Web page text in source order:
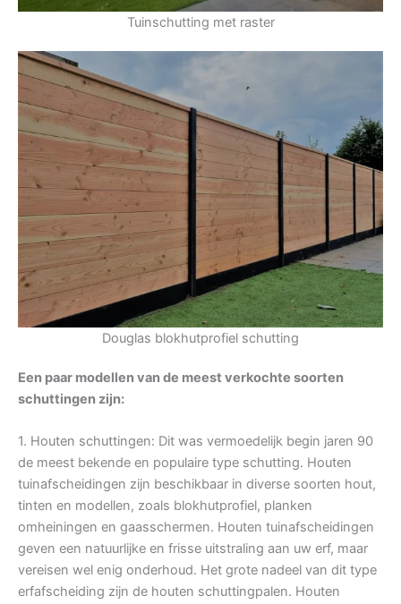
Tuinschutting met raster
Douglas blokhutprofiel schutting
Een paar modellen van de meest verkochte soorten
schuttingen zijn:
1. Houten schuttingen: Dit was vermoedelijk begin jaren 90
de meest bekende en populaire type schutting. Houten
tuinafscheidingen zijn beschikbaar in diverse soorten hout,
tinten en modellen, zoals blokhutprofiel, planken
omheiningen en gaasschermen. Houten tuinafscheidingen
geven een natuurlijke en frisse uitstraling aan uw erf, maar
vereisen wel enig onderhoud. Het grote nadeel van dit type
erfafscheiding zijn de houten schuttingpalen. Houten